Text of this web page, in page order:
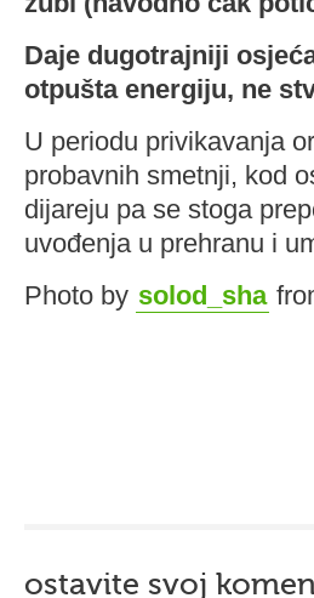
Daje dugotrajniji
otpušta energiju, ne
U periodu privikavanja
probavnih smetnji, kod
dijareju pa se stoga
uvođenja u prehranu i
Photo by solod_sha
ostavite svoj